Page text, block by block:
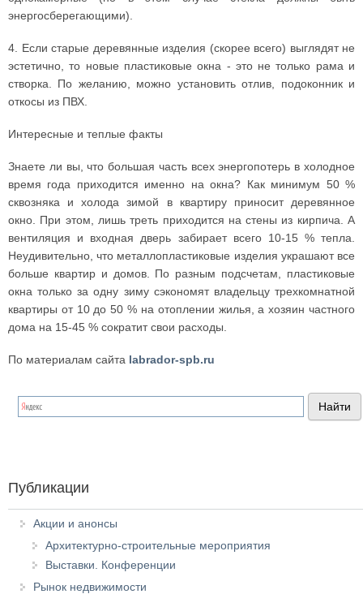
энергосберегающими).
4. Если старые деревянные изделия (скорее всего) выглядят не
эстетично, то новые пластиковые окна - это не только рама и
створка. По желанию, можно установить отлив, подоконник и
откосы из ПВХ.
Интересные и теплые факты
Знаете ли вы, что большая часть всех энергопотерь в холодное
время года приходится именно на окна? Как минимум 50 %
сквозняка и холода зимой в квартиру приносит деревянное
окно. При этом, лишь треть приходится на стены из кирпича. А
вентиляция и входная дверь забирает всего 10-15 % тепла.
Неудивительно, что металлопластиковые изделия украшают все
больше квартир и домов. По разным подсчетам, пластиковые
окна только за одну зиму сэкономят владельцу трехкомнатной
квартиры от 10 до 50 % на отоплении жилья, а хозяин частного
дома на 15-45 % сократит свои расходы.
По материалам сайта labrador-spb.ru
Публикации
Акции и анонсы
Архитектурно-строительные мероприятия
Выставки. Конференции
Рынок недвижимости